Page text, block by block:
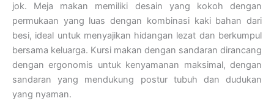
jok. Meja makan memiliki desain yang kokoh dengan
permukaan yang luas dengan kombinasi kaki bahan dari
besi, ideal untuk menyajikan hidangan lezat dan berkumpul
bersama keluarga. Kursi makan dengan sandaran dirancang
dengan ergonomis untuk kenyamanan maksimal, dengan
sandaran yang mendukung postur tubuh dan dudukan
yang nyaman.